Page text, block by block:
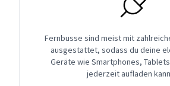
Fernbusse sind meist mit
ausgestattet, sodass du deine
Geräte wie Smartphones,
jederzeit aufladen